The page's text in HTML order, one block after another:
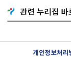
관련 누리집 바
개인정보처리